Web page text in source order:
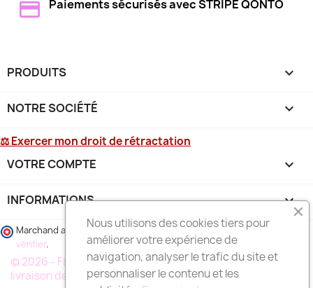
Paiements sécurisés avec STRIPE QONTO
PRODUITS 
NOTRE SOCIÉTÉ 
⚖ Exercer mon droit de rétractation
VOTRE COMPTE 
INFORMATIONS keyboard_arrow_down
Marchand approuvé par la Société des Avis Garantis,cliquez ici pour
vérifier.
© 2026 - FLEURS DEUIL MARSEILLE, votre spécialiste de la
livraison de fleurs à MARSEILLE et région
Nous utilisons des cookies tiers pour
améliorer votre expérience de
navigation, analyser le trafic du site et
personnaliser le contenu et les